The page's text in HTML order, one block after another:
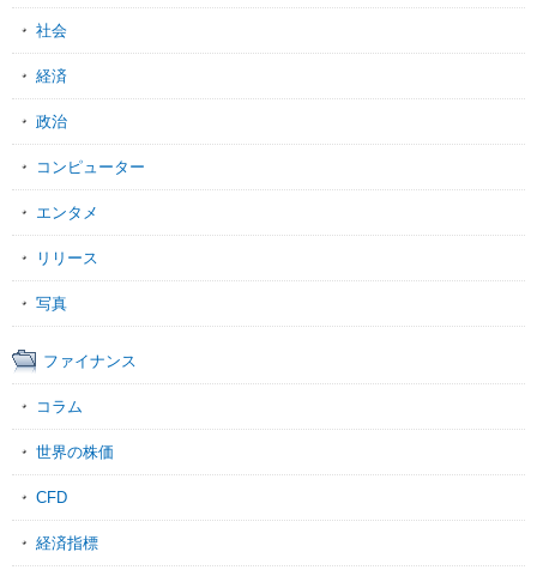
社会
経済
政治
コンピューター
エンタメ
リリース
写真
ファイナンス
コラム
世界の株価
CFD
経済指標